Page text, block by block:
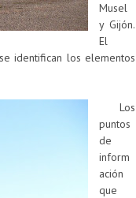
Musel
y Gijón.
El
identifican los elementos
Los
puntos
de
inform
ación
que